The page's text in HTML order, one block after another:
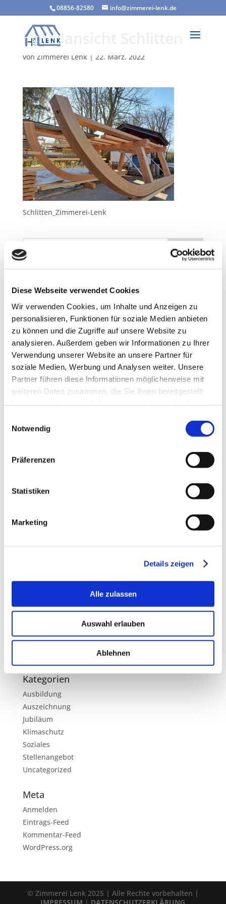
Diese Webseite verwendet Cookies
Wir verwenden Cookies, um Inhalte und Anzeigen zu
personalisieren, Funktionen für soziale Medien anbieten
zu können und die Zugriffe auf unsere Website zu
analysieren. Außerdem geben wir Informationen zu Ihrer
Verwendung unserer Website an unsere Partner für
soziale Medien, Werbung und Analysen weiter. Unsere
Partner führen diese Informationen möglicherweise mit
weiteren Daten zusammen, die Sie ihnen bereitgestellt
Notwendig
Präferenzen
Statistiken
Marketing
Details zeigen
Alle zulassen
Auswahl erlauben
Ablehnen
08856-82580 info@zimmerei-lenk.de
Detailansicht Schlitten
von Zimmerei Lenk| 22. März. 2022
Schlitten_Zimmerei-Lenk
Teilnahme am Clean Advantage Programm
Lehrstellen 2026
Besuch bei ABA Holz
Jobmesse in Penzberg
Unsere Azubis 2025
Neueste Kommentare
Februar 2026
September 2025
September 2024
März 2023
März 2022
September 2020
Kategorien
Ausbildung
Auszeichnung
Jubiläum
Klimaschutz
Soziales
Stellenangebot
Uncategorized
Meta
Anmelden
Eintrags-Feed
Kommentar-Feed
WordPress.org
© Zimmerei Lenk 2025 | Alle Rechte vorbehalten |